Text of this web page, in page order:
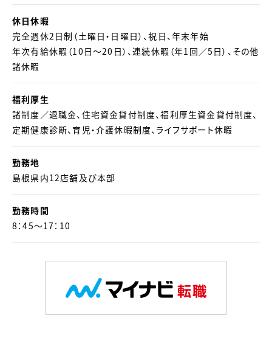
休日休暇
完全週休2日制（土曜日・日曜日）、祝日、年末年始
年次有給休暇（10日～20日）、連続休暇（年1回／5日）、その他
諸休暇
福利厚生
諸制度／退職金、住宅資金貸付制度、福利厚生資金貸付制度、
定期健康診断、育児・介護休暇制度、ライフサポート休暇
勤務地
島根県内12店舗及び本部
勤務時間
8：45～17：10